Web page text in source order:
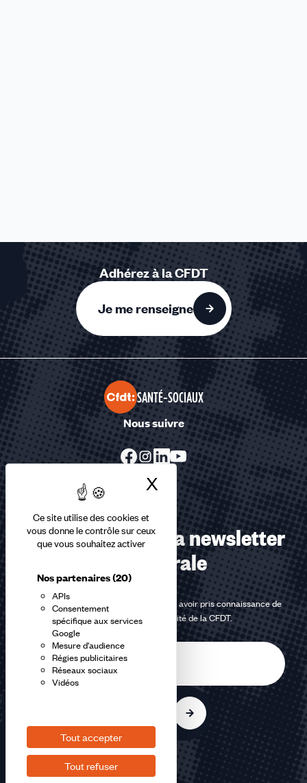
Ce site utilise des cookies et
vous donne le contrôle sur ceux
que vous souhaitez activer
Nos partenaires(20)
APIs
Consentement
spécifique aux services
Google
Mesure d'audience
Régies publicitaires
Réseaux sociaux
Vidéos
Tout accepter
Tout refuser
X Masquer le
Adhérez à la CFDT
Je me renseigne
SANTÉ-SOCIAUX
Nous suivre
Abonnez-vous à la newsletter
confédérale
En m'inscrivant à la newsletter, j'affirme avoir pris connaissance de
lapolitique de confidentialité de la CFDT.